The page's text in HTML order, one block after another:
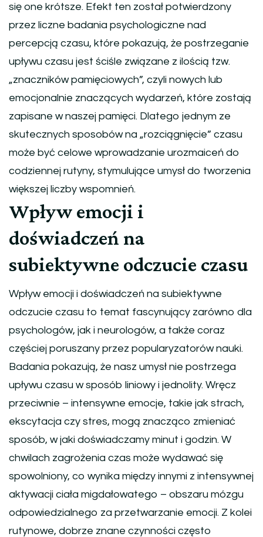
się one krótsze. Efekt ten został potwierdzony
przez liczne badania psychologiczne nad
percepcją czasu, które pokazują, że postrzeganie
upływu czasu jest ściśle związane z ilością tzw.
„znaczników pamięciowych”, czyli nowych lub
emocjonalnie znaczących wydarzeń, które zostają
zapisane w naszej pamięci. Dlatego jednym ze
skutecznych sposobów na „rozciągnięcie” czasu
może być celowe wprowadzanie urozmaiceń do
codziennej rutyny, stymulujące umysł do tworzenia
większej liczby wspomnień.
Wpływ emocji i
doświadczeń na
subiektywne odczucie czasu
Wpływ emocji i doświadczeń na subiektywne
odczucie czasu to temat fascynujący zarówno dla
psychologów, jak i neurologów, a także coraz
częściej poruszany przez popularyzatorów nauki.
Badania pokazują, że nasz umysł nie postrzega
upływu czasu w sposób liniowy i jednolity. Wręcz
przeciwnie – intensywne emocje, takie jak strach,
ekscytacja czy stres, mogą znacząco zmieniać
sposób, w jaki doświadczamy minut i godzin. W
chwilach zagrożenia czas może wydawać się
spowolniony, co wynika między innymi z intensywnej
aktywacji ciała migdałowatego – obszaru mózgu
odpowiedzialnego za przetwarzanie emocji. Z kolei
rutynowe, dobrze znane czynności często